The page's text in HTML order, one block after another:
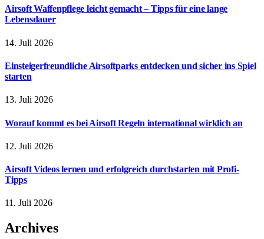
Airsoft Waffenpflege leicht gemacht – Tipps für eine lange
Lebensdauer
14. Juli 2026
Einsteigerfreundliche Airsoftparks entdecken und sicher ins Spiel
starten
13. Juli 2026
Worauf kommt es bei Airsoft Regeln international wirklich an
12. Juli 2026
Airsoft Videos lernen und erfolgreich durchstarten mit Profi-
Tipps
11. Juli 2026
Archives